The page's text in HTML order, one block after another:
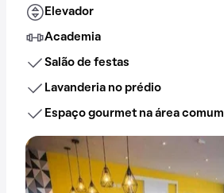
Elevador
Academia
Salão de festas
Lavanderia no prédio
Espaço gourmet na área comum